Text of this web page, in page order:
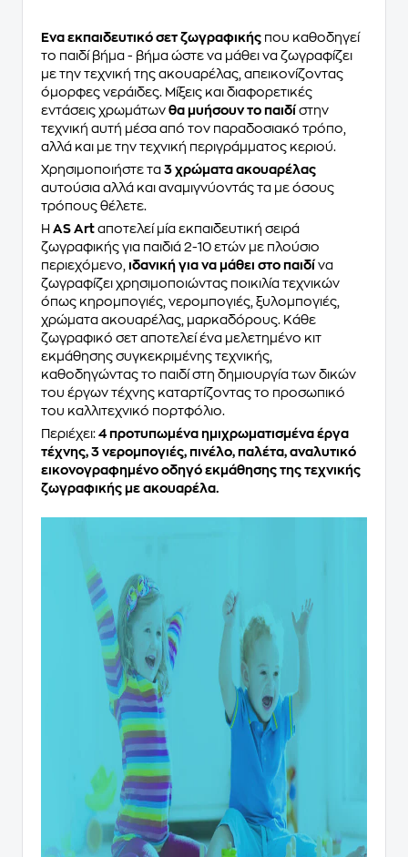
Ένα εκπαιδευτικό σετ ζωγραφικής που καθοδηγεί
το παιδί βήμα - βήμα ώστε να μάθει να ζωγραφίζει
με την τεχνική της ακουαρέλας, απεικονίζοντας
όμορφες νεράιδες. Μίξεις και διαφορετικές
εντάσεις χρωμάτων θα μυήσουν το παιδί στην
τεχνική αυτή μέσα από τον παραδοσιακό τρόπο,
αλλά και με την τεχνική περιγράμματος κεριού.
Χρησιμοποιήστε τα 3 χρώματα ακουαρέλας
αυτούσια αλλά και αναμιγνύοντάς τα με όσους
τρόπους θέλετε.
H AS Art αποτελεί μία εκπαιδευτική σειρά
ζωγραφικής για παιδιά 2-10 ετών με πλούσιο
περιεχόμενο, ιδανική για να μάθει στο παιδί να
ζωγραφίζει χρησιμοποιώντας ποικιλία τεχνικών
όπως κηρομπογιές, νερομπογιές, ξυλομπογιές,
χρώματα ακουαρέλας, μαρκαδόρους. Κάθε
ζωγραφικό σετ αποτελεί ένα μελετημένο κιτ
εκμάθησης συγκεκριμένης τεχνικής,
καθοδηγώντας το παιδί στη δημιουργία των δικών
του έργων τέχνης καταρτίζοντας το προσωπικό
του καλλιτεχνικό πορτφόλιο.
Περιέχει: 4 προτυπωμένα ημιχρωματισμένα έργα
τέχνης, 3 νερομπογιές, πινέλο, παλέτα, αναλυτικό
εικονογραφημένο οδηγό εκμάθησης της τεχνικής
ζωγραφικής με ακουαρέλα.